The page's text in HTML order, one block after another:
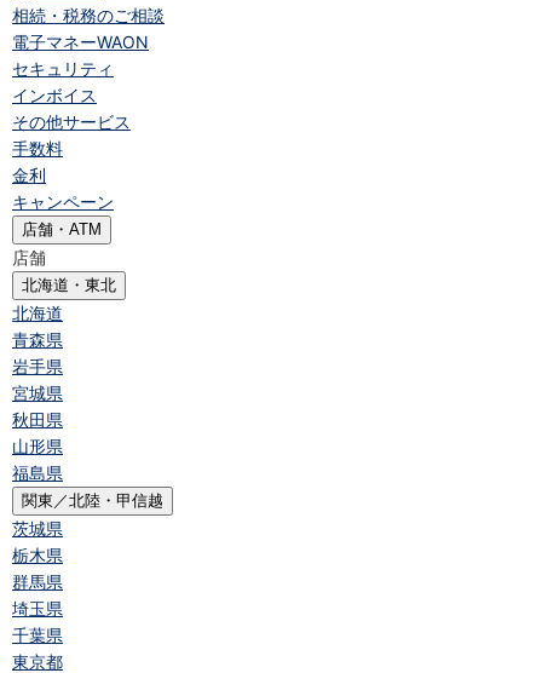
相続・税務のご相談
電子マネーWAON
セキュリティ
インボイス
その他サービス
手数料
金利
キャンペーン
店舗・ATM
店舗
北海道・東北
北海道
青森県
岩手県
宮城県
秋田県
山形県
福島県
関東／北陸・甲信越
茨城県
栃木県
群馬県
埼玉県
千葉県
東京都